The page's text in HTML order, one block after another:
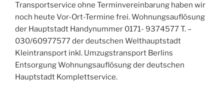
Transportservice ohne Terminvereinbarung haben wir
noch heute Vor-Ort-Termine frei. Wohnungsauflösung
der Hauptstadt Handynummer 0171- 9374577 T. –
030/60977577 der deutschen Welthauptstadt
Kleintransport inkl. Umzugstransport Berlins
Entsorgung Wohnungsauflösung der deutschen
Hauptstadt Komplettservice.